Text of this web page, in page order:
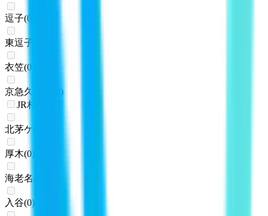
逗子(0
東逗子
衣笠(0
京急久里浜
)
JR相模線
北茅ケ崎
厚木(0)
海老名
入谷(0)